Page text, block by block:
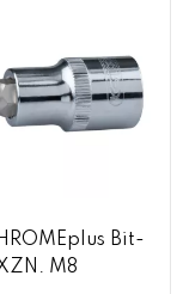
Bit-
M8